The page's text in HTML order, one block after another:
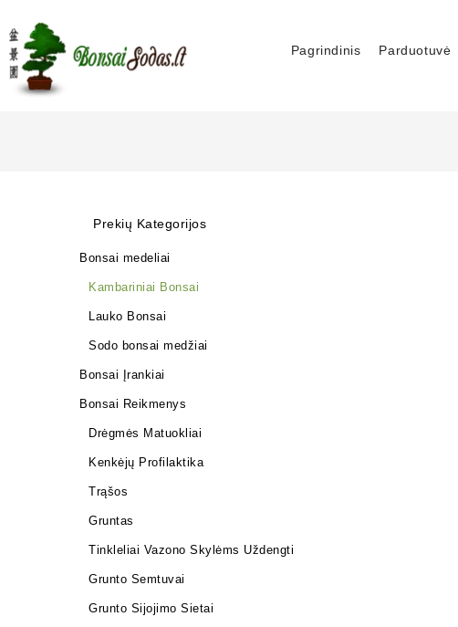
Pagrindinis Parduotuvė
Prekių Kategorijos
Bonsai medeliai
Kambariniai Bonsai
Lauko Bonsai
Sodo bonsai medžiai
Bonsai Įrankiai
Bonsai Reikmenys
Drėgmės Matuokliai
Kenkėjų Profilaktika
Trąšos
Gruntas
Tinkleliai Vazono Skylėms Uždengti
Grunto Semtuvai
Grunto Sijojimo Sietai